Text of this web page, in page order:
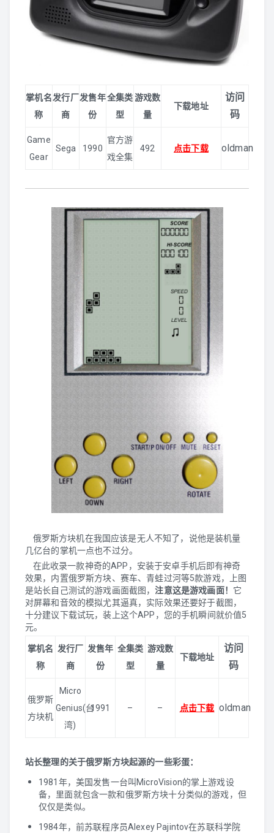
掌机名
称
发行厂
商
发售年
份
全集类
型
游戏数
量
下载地址
访问
码
Game
Gear
Sega 1990
官方游
戏全集
492 点击下载 oldman
俄罗斯方块机在我国应该是无人不知了，说他是装机量
几亿台的掌机一点也不过分。
在此收录一款神奇的APP，安装于安卓手机后即有神奇
效果，内置俄罗斯方块、赛车、青蛙过河等5款游戏，上图
是站长自己测试的游戏画面截图，注意这是游戏画面！ 它
对屏幕和音效的模拟尤其逼真，实际效果还要好于截图，
十分建议下载试玩，装上这个APP，您的手机瞬间就价值5
元。
掌机名
称
发行厂
商
发售年
份
全集类
型
游戏数
量
下载地址
访问
码
俄罗斯
方块机
Micro
Genius(台
湾)
1991 – – 点击下载 oldman
站长整理的关于俄罗斯方块起源的一些彩蛋：
1981年，美国发售一台叫MicroVision的掌上游戏设
备，里面就包含一款和俄罗斯方块十分类似的游戏，但
仅仅是类似。
1984年，前苏联程序员Alexey Pajintov在苏联科学院